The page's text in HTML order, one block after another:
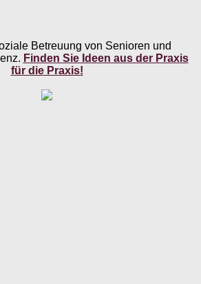
Betreuung von Senioren und
Finden Sie Ideen aus der Praxis
für die Praxis!